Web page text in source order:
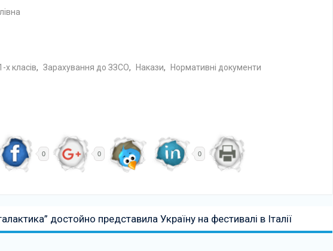
х класів, Зарахування до ЗЗСО, Накази, Нормативні документи
0 0 0
достойно представила Україну на фестивалі в Італії